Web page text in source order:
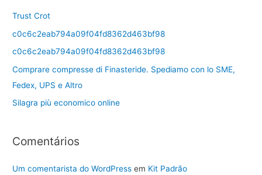
Trust Crot
c0c6c2eab794a09f04fd8362d463bf98
c0c6c2eab794a09f04fd8362d463bf98
Comprare compresse di Finasteride. Spediamo con lo SME,
Fedex, UPS e Altro
Silagra più economico online
Comentários
Um comentarista do WordPress em Kit Padrão